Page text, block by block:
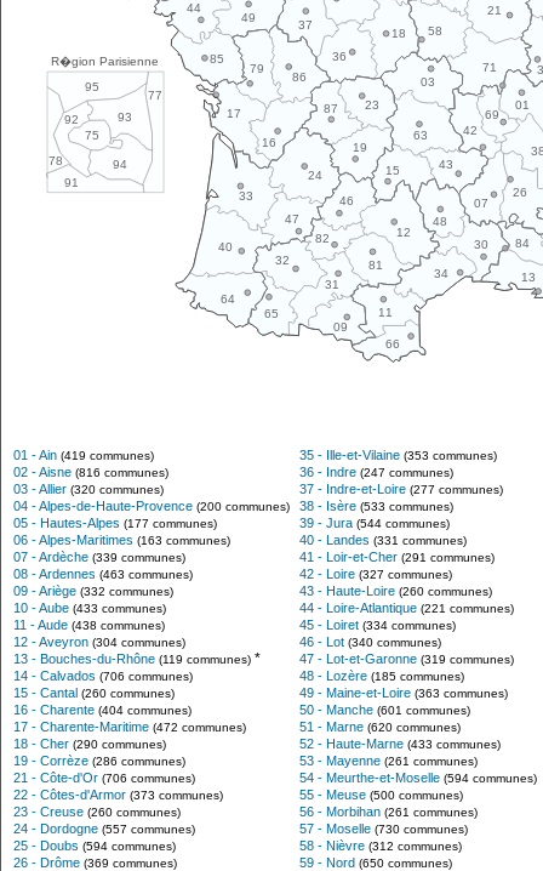
R�gion Parisienne
77
78
91
95
93
75
94
92
11
12
13
15
16
17
18
19
21
23
24
26
30
31
32
33
34
36
37
40
42
43
44
46
47
48
49
58
63
64
65
66
69
01
03
07
09
71
79
81
82 84
85
86
87
01 - Ain (419 communes)
02 - Aisne (816 communes)
03 - Allier (320 communes)
04 - Alpes-de-Haute-Provence (200 communes)
05 - Hautes-Alpes (177 communes)
06 - Alpes-Maritimes (163 communes)
07 - Ardèche (339 communes)
08 - Ardennes (463 communes)
09 - Ariège (332 communes)
10 - Aube (433 communes)
11 - Aude (438 communes)
12 - Aveyron (304 communes)
13 - Bouches-du-Rhône (119 communes) *
14 - Calvados (706 communes)
15 - Cantal (260 communes)
16 - Charente (404 communes)
17 - Charente-Maritime (472 communes)
18 - Cher (290 communes)
19 - Corrèze (286 communes)
21 - Côte-d'Or (706 communes)
22 - Côtes-d'Armor (373 communes)
23 - Creuse (260 communes)
24 - Dordogne (557 communes)
25 - Doubs (594 communes)
26 - Drôme (369 communes)
35 - Ille-et-Vilaine (353 communes)
36 - Indre (247 communes)
37 - Indre-et-Loire (277 communes)
38 - Isère (533 communes)
39 - Jura (544 communes)
40 - Landes (331 communes)
41 - Loir-et-Cher (291 communes)
42 - Loire (327 communes)
43 - Haute-Loire (260 communes)
44 - Loire-Atlantique (221 communes)
45 - Loiret (334 communes)
46 - Lot (340 communes)
47 - Lot-et-Garonne (319 communes)
48 - Lozère (185 communes)
49 - Maine-et-Loire (363 communes)
50 - Manche (601 communes)
51 - Marne (620 communes)
52 - Haute-Marne (433 communes)
53 - Mayenne (261 communes)
54 - Meurthe-et-Moselle (594 communes)
55 - Meuse (500 communes)
56 - Morbihan (261 communes)
57 - Moselle (730 communes)
58 - Nièvre (312 communes)
59 - Nord (650 communes)